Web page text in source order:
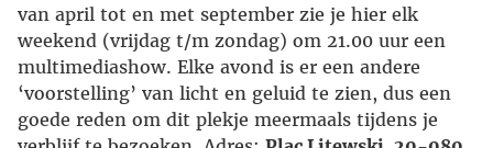
van april tot en met september zie je hier elk
weekend (vrijdag t/m zondag) om 21.00 uur een
multimediashow. Elke avond is er een andere
‘voorstelling’ van licht en geluid te zien, dus een
goede reden om dit plekje meermaals tijdens je